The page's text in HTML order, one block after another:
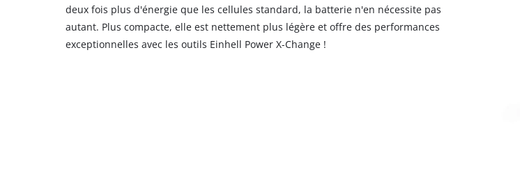
deux fois plus d'énergie que les cellules standard, la batterie n'en nécessite pas
autant. Plus compacte, elle est nettement plus légère et offre des performances
exceptionnelles avec les outils Einhell Power X-Change !